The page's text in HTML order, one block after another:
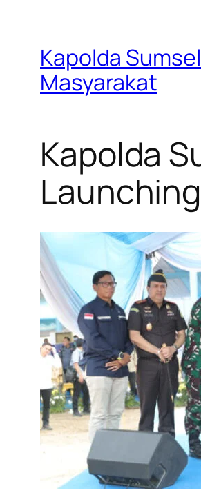
Kapolda
Masyarakat
Kapolda